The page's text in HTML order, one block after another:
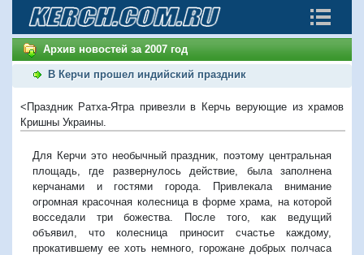
Архив новостей за 2007 год
В Керчи прошел индийский праздник
<Праздник Ратха-Ятра привезли в Керчь верующие из храмов
Кришны Украины.
Для Керчи это необычный праздник, поэтому центральная
площадь, где развернулось действие, была заполнена
керчанами и гостями города. Привлекала внимание
огромная красочная колесница в форме храма, на которой
восседали три божества. После того, как ведущий
объявил, что колесница приносит счастье каждому,
прокатившему ее хоть немного, горожане добрых полчаса